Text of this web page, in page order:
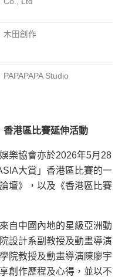
木田創作
PAPAPAPA Studio
香港區比賽延伸活動
樂協會亦於2026年5月28
大賞」香港區比賽的一
壇》，以及《香港區比賽
自中國內地的星級亞洲動
設計系副教授及動畫導演
院教授及動畫導演陳廖宇
創作歷程及心得，並以不